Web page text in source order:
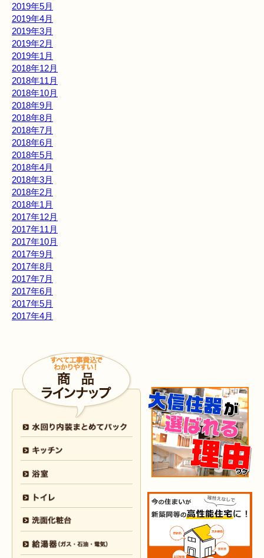
2019年5月
2019年4月
2019年3月
2019年2月
2019年1月
2018年12月
2018年11月
2018年10月
2018年9月
2018年8月
2018年7月
2018年6月
2018年5月
2018年4月
2018年3月
2018年2月
2018年1月
2017年12月
2017年11月
2017年10月
2017年9月
2017年8月
2017年7月
2017年6月
2017年5月
2017年4月